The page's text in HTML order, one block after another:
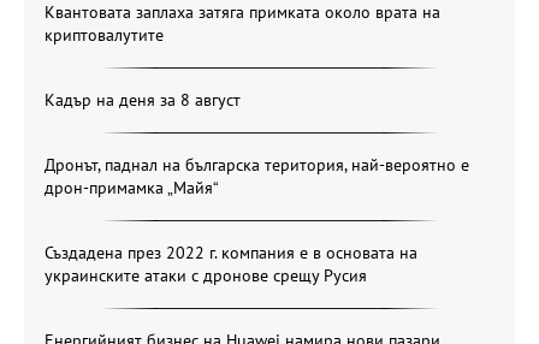
Квантовата заплаха затяга примката около врата на
криптовалутите
Кадър на деня за 8 август
Дронът, паднал на българска територия, най-вероятно е
дрон-примамка „Майя“
Създадена през 2022 г. компания е в основата на
украинските атаки с дронове срещу Русия